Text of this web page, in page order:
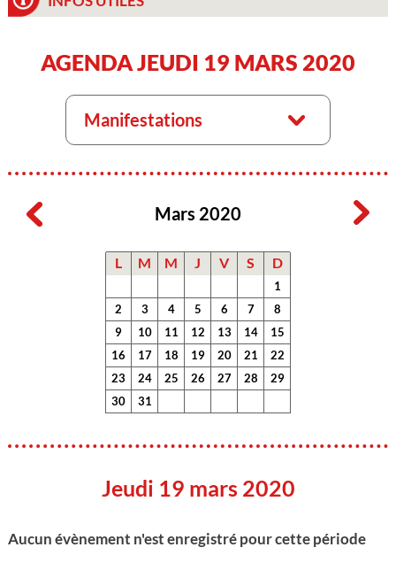
AGENDA JEUDI 19 MARS 2020
Manifestations
Mars 2020
L M M J V S D
1
2
3 4 5 6 7
8
9
10 11 12 13 14
15
16
17 18 19 20 21
22
23
24 25 26 27 28
29
30
31
Jeudi 19 mars 2020
Aucun évènement n'est enregistré pour cette période